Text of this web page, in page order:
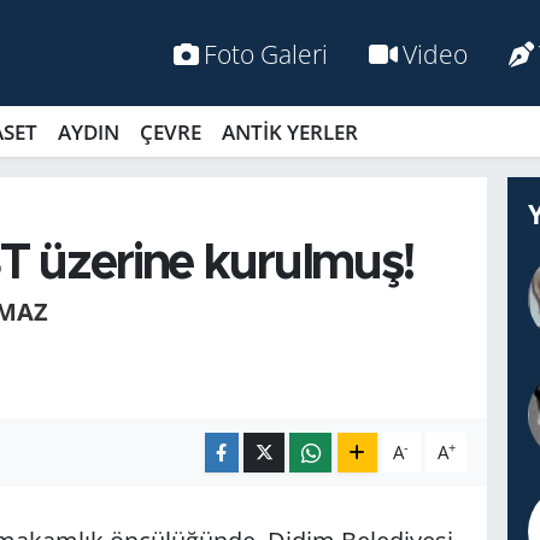
Foto Galeri Video
AYDIN ÇEVRE ANTİK YERLER
üze­ri­ne ku­rul­muş!
A- A+